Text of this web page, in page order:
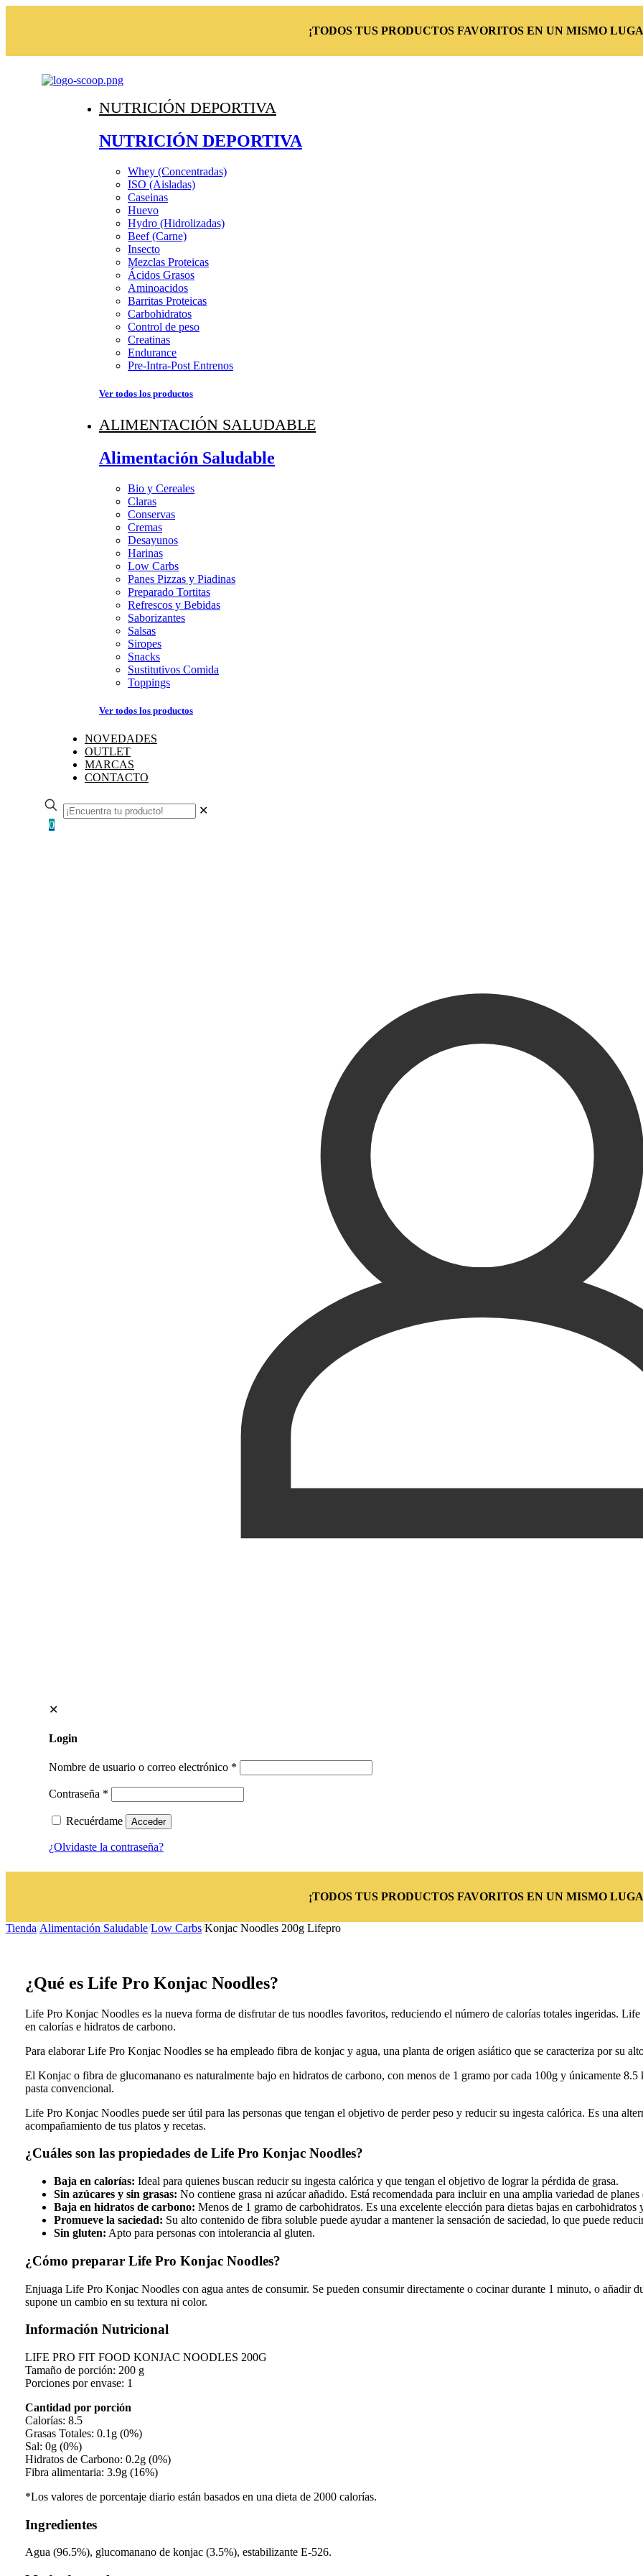
¡TODOS TUS PRODUCTOS FAVORITOS EN UN MISMO
NUTRICIÓN DEPORTIVA
NUTRICIÓN DEPORTIVA
Whey (Concentradas)
ISO (Aisladas)
Caseinas
Huevo
Hydro (Hidrolizadas)
Beef (Carne)
Insecto
Mezclas Proteicas
Ácidos Grasos
Aminoacidos
Barritas Proteicas
Carbohidratos
Control de peso
Creatinas
Endurance
Pre-Intra-Post Entrenos
Ver todos los productos
ALIMENTACIÓN SALUDABLE
Alimentación Saludable
Bio y Cereales
Claras
Conservas
Cremas
Desayunos
Harinas
Low Carbs
Panes Pizzas y Piadinas
Preparado Tortitas
Refrescos y Bebidas
Saborizantes
Salsas
Siropes
Snacks
Sustitutivos Comida
Toppings
Ver todos los productos
NOVEDADES
OUTLET
MARCAS
CONTACTO
✕
0
✕
Login
Nombre de usuario o correo electrónico *
Contraseña *
Recuérdame Acceder
¿Olvidaste la contraseña?
¡TODOS TUS PRODUCTOS FAVORITOS EN UN MISMO
Tienda/Alimentación Saludable/Low Carbs/Konjac Noodles 200g Lifepro
¿Qué es Life Pro Konjac Noodles?
Life Pro Konjac Noodles es la nueva forma de disfrutar de tus noodles favoritos, reduciendo el número de calorías totales ingeridas.
en calorías e hidratos de carbono.
Para elaborar Life Pro Konjac Noodles se ha empleado fibra de konjac y agua, una planta de origen asiático que se caracteriza por su
El Konjac o fibra de glucomanano es naturalmente bajo en hidratos de carbono, con menos de 1 gramo por cada 100g y únicamente
pasta convencional.
Life Pro Konjac Noodles puede ser útil para las personas que tengan el objetivo de perder peso y reducir su ingesta calórica. Es una
acompañamiento de tus platos y recetas.
¿Cuáles son las propiedades de Life Pro Konjac Noodles?
Baja en calorías: Ideal para quienes buscan reducir su ingesta calórica y que tengan el objetivo de lograr la pérdida de grasa.
Sin azúcares y sin grasas: No contiene grasa ni azúcar añadido. Está recomendada para incluir en una amplia variedad de
Baja en hidratos de carbono: Menos de 1 gramo de carbohidratos. Es una excelente elección para dietas bajas en carbohidratos
Promueve la saciedad: Su alto contenido de fibra soluble puede ayudar a mantener la sensación de saciedad, lo que puede
Sin gluten: Apto para personas con intolerancia al gluten.
¿Cómo preparar Life Pro Konjac Noodles?
Enjuaga Life Pro Konjac Noodles con agua antes de consumir. Se pueden consumir directamente o cocinar durante 1 minuto, o añadir
supone un cambio en su textura ni color.
Información Nutricional
LIFE PRO FIT FOOD KONJAC NOODLES 200G
Tamaño de porción: 200 g
Porciones por envase: 1
Cantidad por porción
Calorías: 8.5
Grasas Totales: 0.1g (0%)
Sal: 0g (0%)
Hidratos de Carbono: 0.2g (0%)
Fibra alimentaria: 3.9g (16%)
*Los valores de porcentaje diario están basados en una dieta de 2000 calorías.
Ingredientes
Agua (96.5%), glucomanano de konjac (3.5%), estabilizante E-526.